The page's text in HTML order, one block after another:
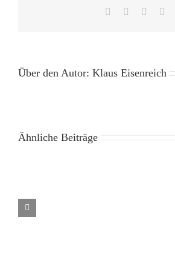
Facebook Pinterest
Über den Autor: Klaus Eisenreich
Ähnliche Beiträge